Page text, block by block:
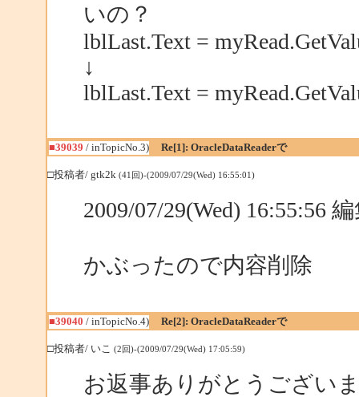
いの？
lblLast.Text =
↓
lblLast.Text =
■39039 / inTopicNo.3) Re[1]: OracleDataReaderで
□投稿者/ gtk2k (41回)-(2009/07/29(Wed) 16:55:01)
2009/07/29(Wed) 16:55:56
かぶったので内容削除
■39040 / inTopicNo.4) Re[2]: OracleDataReaderで
□投稿者/ いこ (2回)-(2009/07/29(Wed) 17:05:59)
お返事ありがとうござい